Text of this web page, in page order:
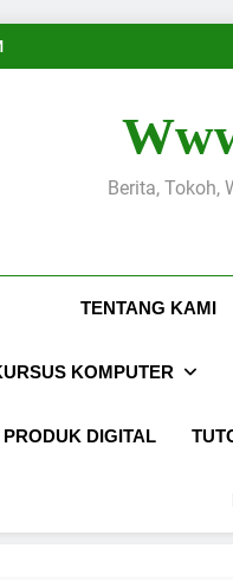
Berita, Tokoh,
TENTANG KAMI
KOMPUTER
PRODUK DIGITAL